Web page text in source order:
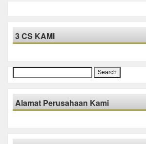
3 CS KAMI
Search
for:
Alamat Perusahaan Kami